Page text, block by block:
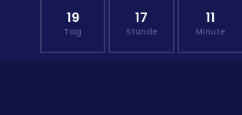
19
Tag
17
Stunde
11
Minute